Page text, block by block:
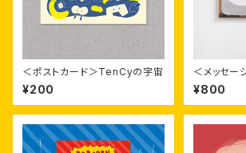
＜ポストカード＞TenCyの宇宙
¥200
＜メッセー
の着ぐるみ
¥800